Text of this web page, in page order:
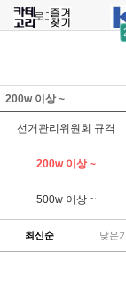
로그인
200w 이상 ~
선거관리위원회 규격
200w 이상 ~
500w 이상 ~
최신순 낮은